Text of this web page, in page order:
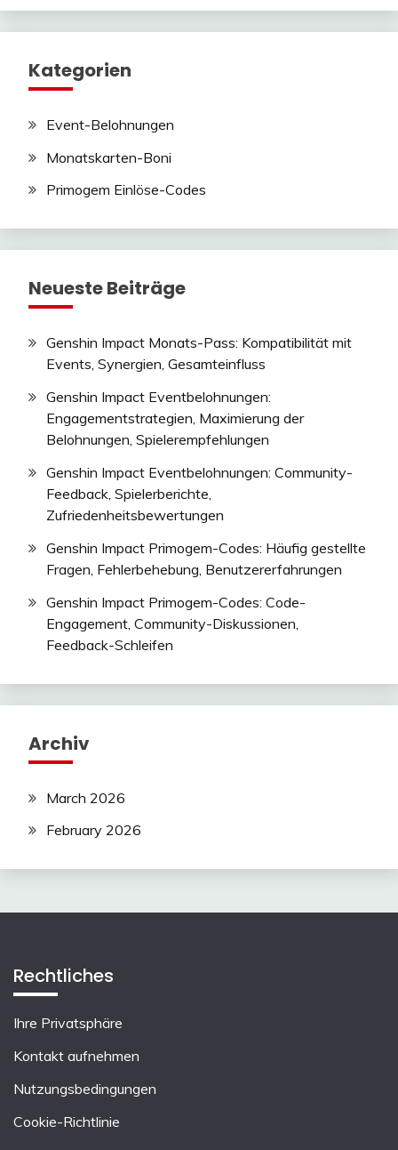
Kategorien
Event-Belohnungen
Monatskarten-Boni
Primogem Einlöse-Codes
Neueste Beiträge
Genshin Impact Monats-Pass: Kompatibilität mit
Events, Synergien, Gesamteinfluss
Genshin Impact Eventbelohnungen:
Engagementstrategien, Maximierung der
Belohnungen, Spielerempfehlungen
Genshin Impact Eventbelohnungen: Community-
Feedback, Spielerberichte,
Zufriedenheitsbewertungen
Genshin Impact Primogem-Codes: Häufig gestellte
Fragen, Fehlerbehebung, Benutzererfahrungen
Genshin Impact Primogem-Codes: Code-
Engagement, Community-Diskussionen,
Feedback-Schleifen
Archiv
March 2026
February 2026
Rechtliches
Ihre Privatsphäre
Kontakt aufnehmen
Nutzungsbedingungen
Cookie-Richtlinie